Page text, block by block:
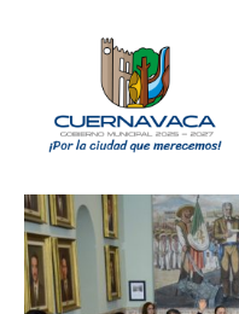
Gobierno
Turismo
Trámites
y